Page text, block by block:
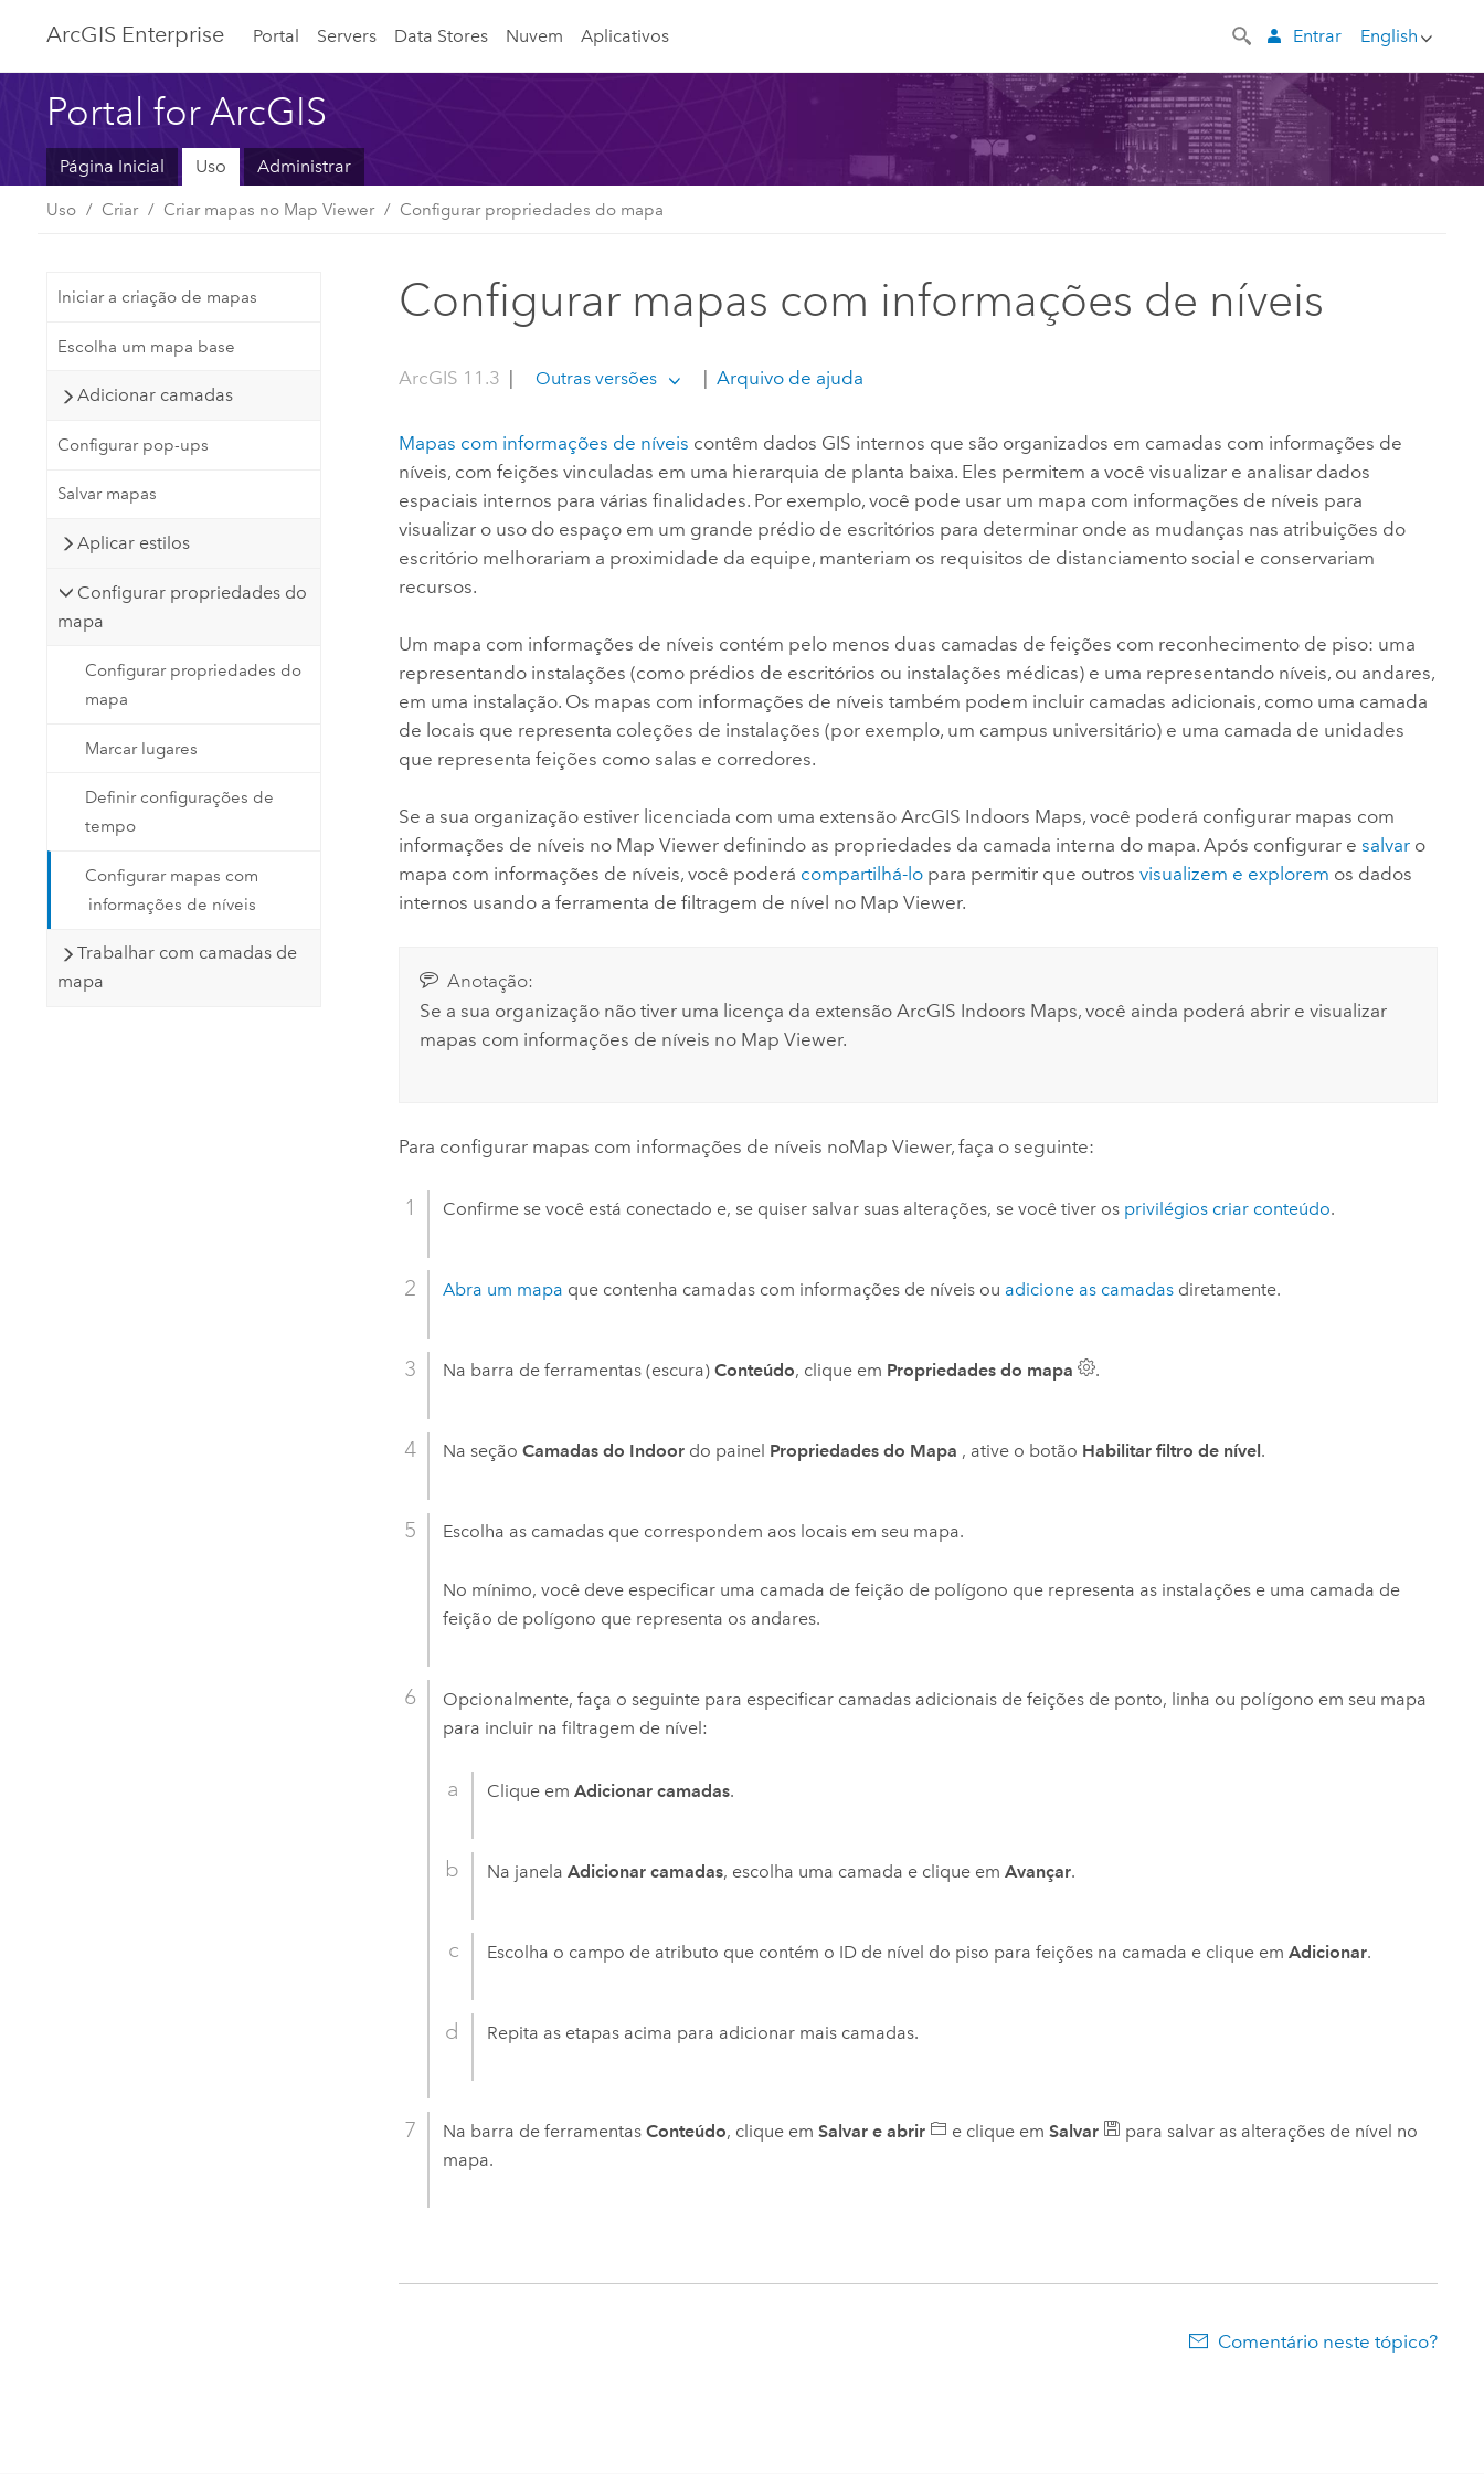
ArcGIS Enterprise Portal Servers Data Stores Nuvem Aplicativos English
Entrar
Portal for ArcGIS
Página Inicial Uso Administrar
Uso Criar Criar mapas no Map Viewer Configurar propriedades do mapa
Iniciar a criação de mapas
Escolha um mapa base
Adicionar camadas
Configurar pop-ups
Salvar mapas
Aplicar estilos
Configurar propriedades do
mapa
Configurar propriedades do
mapa
Marcar lugares
Definir configurações de
tempo
Configurar mapas com
informações de níveis
Trabalhar com camadas de
mapa
Configurar mapas com informações de níveis
ArcGIS 11.3 | Outras versões | Arquivo de ajuda
Mapas com informações de níveis contêm dados GIS internos que são organizados em camadas com informações de
níveis, com feições vinculadas em uma hierarquia de planta baixa. Eles permitem a você visualizar e analisar dados
espaciais internos para várias finalidades. Por exemplo, você pode usar um mapa com informações de níveis para
visualizar o uso do espaço em um grande prédio de escritórios para determinar onde as mudanças nas atribuições do
escritório melhorariam a proximidade da equipe, manteriam os requisitos de distanciamento social e conservariam
recursos.
Um mapa com informações de níveis contém pelo menos duas camadas de feições com reconhecimento de piso: uma
representando instalações (como prédios de escritórios ou instalações médicas) e uma representando níveis, ou andares,
em uma instalação. Os mapas com informações de níveis também podem incluir camadas adicionais, como uma camada
de locais que representa coleções de instalações (por exemplo, um campus universitário) e uma camada de unidades
que representa feições como salas e corredores.
Se a sua organização estiver licenciada com uma extensãoArcGIS Indoors Maps, você poderá configurar mapas com
informações de níveis no Map Viewer definindo as propriedades da camada interna do mapa. Após configurar esalvar o
mapa com informações de níveis, você poderá compartilhá-lo para permitir que outrosvisualizem e explorem os dados
internos usando a ferramenta de filtragem de nível no Map Viewer.
Anotação:
Se a sua organização não tiver uma licença da extensão ArcGIS Indoors Maps, você ainda poderá abrir e visualizar
mapas com informações de níveis no Map Viewer.
Para configurar mapas com informações de níveis noMap Viewer, faça o seguinte:
Confirme se você está conectado e, se quiser salvar suas alterações, se você tiver os privilégios criar conteúdo.
Abra um mapa que contenha camadas com informações de níveis ou adicione as camadas diretamente.
Na barra de ferramentas (escura)Conteúdo, clique em Propriedades do mapa .
Na seçãoCamadas do Indoor do painel Propriedades do Mapa , ative o botão Habilitar filtro de nível .
Escolha as camadas que correspondem aos locais em seu mapa.
No mínimo, você deve especificar uma camada de feição de polígono que representa as instalações e uma camada de
feição de polígono que representa os andares.
Opcionalmente, faça o seguinte para especificar camadas adicionais de feições de ponto, linha ou polígono em seu mapa
para incluir na filtragem de nível:
Clique em Adicionar camadas.
Na janela Adicionar camadas, escolha uma camada e clique em Avançar.
Escolha o campo de atributo que contém o ID de nível do piso para feições na camada e clique em Adicionar.
Repita as etapas acima para adicionar mais camadas.
Na barra de ferramentasConteúdo, clique emSalvar e abrir e clique emSalvar
para salvar as alterações de nível no
mapa.
Comentário neste tópico?